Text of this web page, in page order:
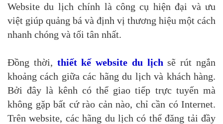
Website du lịch chính là công cụ hiện đại và ưu
việt giúp quảng bá và định vị thương hiệu một cách
nhanh chóng và tối tân nhất.
Đồng thời, thiết kế website du lịch sẽ rút ngắn
khoảng cách giữa các hãng du lịch và khách hàng.
Bởi đây là kênh có thể giao tiếp trực tuyến mà
không gặp bất cứ rào cản nào, chỉ cần có Internet.
Trên website, các hãng du lịch có thể đăng tải đầy